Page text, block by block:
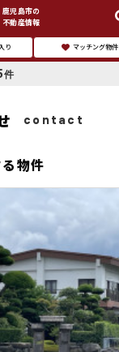
鹿児島市の
不動産情報
り マッチング物件
件
contact
物件